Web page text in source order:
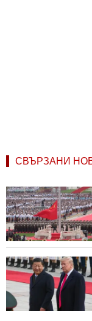
СВЪРЗАНИ